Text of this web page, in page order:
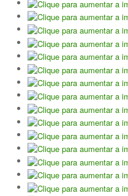
Notícias do Clube
Notícias Torneios Oficiais
Notícias Torneio Escada
Entrevistas
Fotografias
Galeria 2016
Torneio Jovens Esperanças VIII
Interclubes 2016